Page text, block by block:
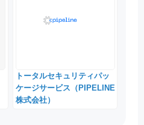
トータルセキュリティパッ
ケージサービス（PIPELINE
株式会社）